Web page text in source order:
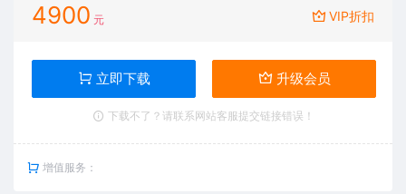
4900 元 VIP折扣
立即下载 升级会员
下载不了？请联系网站客服提交链接错误！
增值服务：